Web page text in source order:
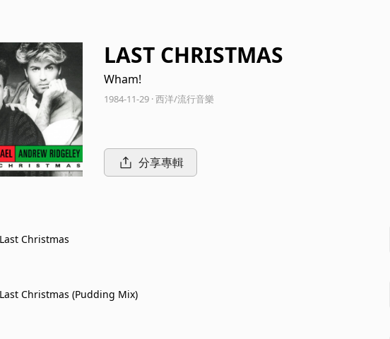
LAST CHRISTMAS
Wham!
1984-11-29 · 西洋/流行音樂
分享專輯
Last Christmas
Last Christmas (Pudding Mix)